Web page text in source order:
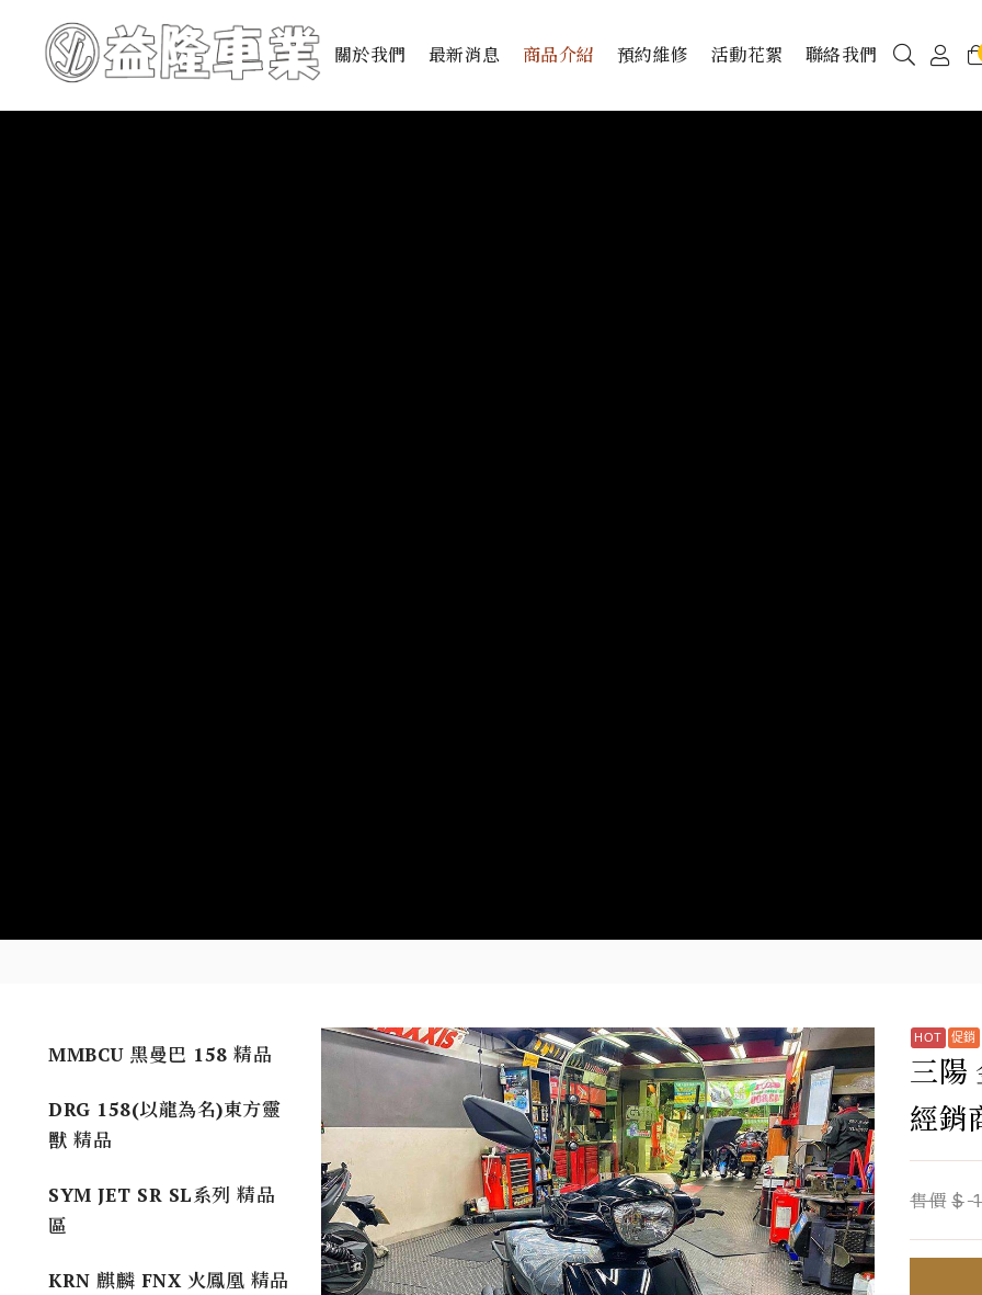
關於我們 最新消息 商品介紹 預約維修 活動花絮 聯絡我們
MMBCU 黑曼巴 158 精品
DRG 158(以龍為名)東方靈
獸 精品
SYM JET SR SL系列 精品
區
KRN 麒麟 FNX 火鳳凰 精品
三陽
經銷
售價 $